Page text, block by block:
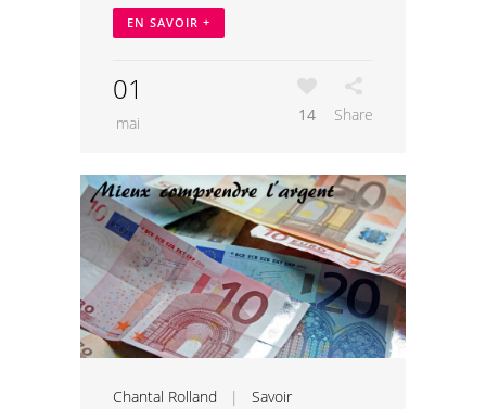
EN SAVOIR +
01
mai 14 Share
Chantal Rolland | Savoir